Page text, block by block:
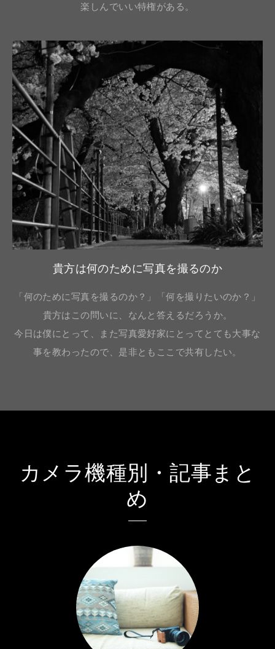
楽しんでいい特権がある。
貴方は何のために写真を撮るのか
「何のために写真を撮るのか？」「何を撮りたいのか？」
貴方はこの問いに、なんと答えるだろうか。
今日は僕にとって、また写真愛好家にとってとても大事な
事を教わったので、是非ともここで共有したい。
カメラ機種別・記事まと
め